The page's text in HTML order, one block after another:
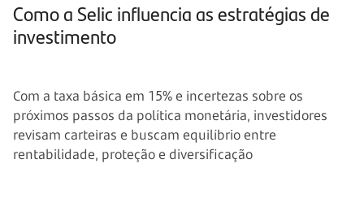
Como a Selic influencia as estratégias de
investimento
Com a taxa básica em 15% e incertezas sobre os
próximos passos da política monetária, investidores
revisam carteiras e buscam equilíbrio entre
rentabilidade, proteção e diversificação